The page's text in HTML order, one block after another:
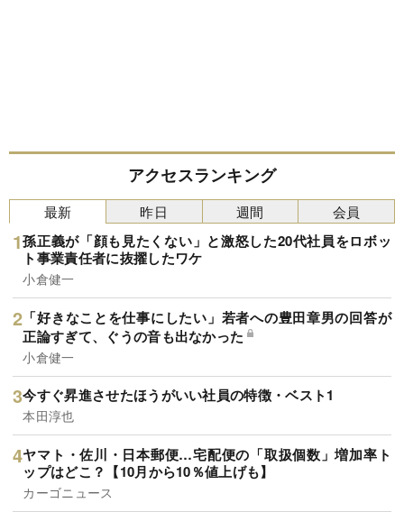
アクセスランキング
最新
孫正義が「顔も見たくない」と激怒した20代社員をロボッ
ト事業責任者に抜擢したワケ
小倉健一
「好きなことを仕事にしたい」若者への豊田章男の回答が
正論すぎて、ぐうの音も出なかった
小倉健一
今すぐ昇進させたほうがいい社員の特徴・ベスト1
本田淳也
ヤマト・佐川・日本郵便…宅配便の「取扱個数」増加率ト
ップはどこ？【10月から10％値上げも】
カーゴニュース
昨日 週間 会員